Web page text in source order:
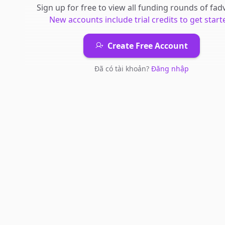
Sign up for free to view all funding rounds of
New accounts include trial credits to get
Create Free Account
Đã có tài khoản? Đăng nhập